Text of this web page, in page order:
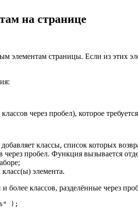
на странице
элементам страницы. Если из этих
через пробел), которое
классы, список которых
через пробел. Функция вызывается
элемента.
классов, разделённые через
);